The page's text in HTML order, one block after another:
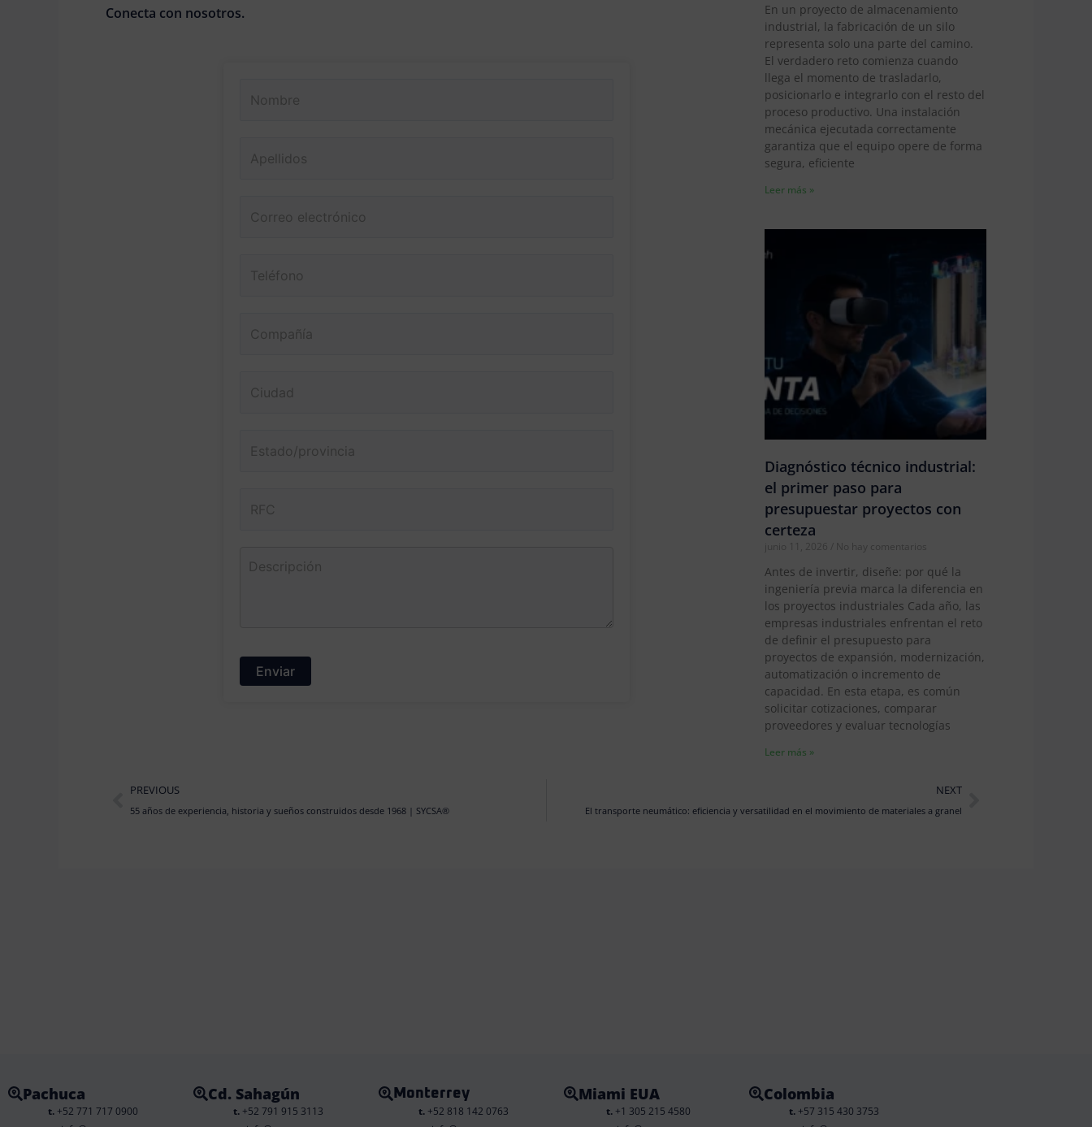
Conecta con nosotros.
En un proyecto de almacenamiento
industrial, la fabricación de un silo
representa solo una parte del camino.
El verdadero reto comienza cuando
llega el momento de trasladarlo,
posicionarlo e integrarlo con el resto del
proceso productivo. Una instalación
mecánica ejecutada correctamente
garantiza que el equipo opere de forma
segura, eficiente
Leer más »
Diagnóstico técnico industrial:
el primer paso para
presupuestar proyectos con
certeza
junio 11, 2026 No hay comentarios
Antes de invertir, diseñe: por qué la
ingeniería previa marca la diferencia en
los proyectos industriales Cada año, las
empresas industriales enfrentan el reto
de definir el presupuesto para
proyectos de expansión, modernización,
automatización o incremento de
capacidad. En esta etapa, es común
solicitar cotizaciones, comparar
proveedores y evaluar tecnologías
Leer más »
Prev
PREVIOUS
55 años de experiencia, historia y sueños construidos desde 1968 | SYCSA®️
NEXT
El transporte neumático: eficiencia y versatilidad en el movimiento de materiales a granel
Next
Pachuca
t.+52 771 717 0900
Cd. Sahagún
t.+52 791 915 3113
Monterrey
t.+52 818 142 0763
Miami EUA
t. +1 305 215 4580
Colombia
t.+57 315 430 3753